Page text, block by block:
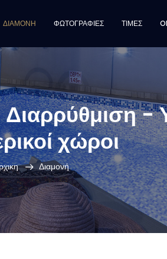
ΔΙΑΜΟΝΗ ΦΩΤΟΓΡΑΦΙΕΣ ΤΙΜΕΣ
-
χώροι
Διαμονή